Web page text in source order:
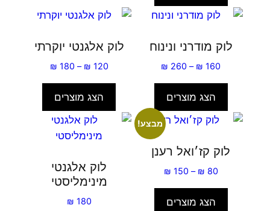
⁦₪ 210⁩
לוק מודרני ונינוח
₪ 160
–
₪ 260
טווח
הצג מוצרים
לוק אלגנטי יוקרתי
₪ 120
–
₪ 180
הצג מוצרים
מבצע!
לוק קז׳ואל רענן
₪ 80
–
₪ 150
הצג מוצרים
לוק אלגנטי
מינימליסטי
₪ 180